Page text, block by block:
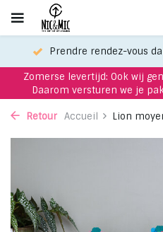
Prendre rendez-vous
Zomerse levertijd: Ook wij
Daarom versturen we je
Retour Accueil Lion